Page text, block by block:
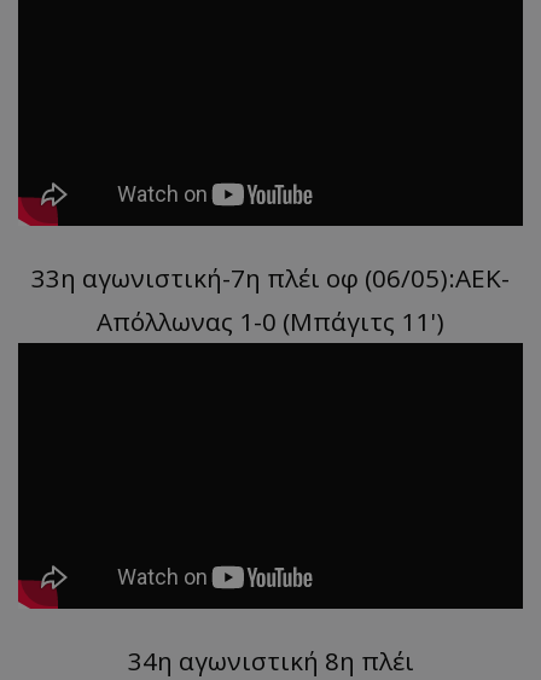
33η αγωνιστική-7η πλέι οφ (06/05):ΑΕΚ-
Απόλλωνας 1-0 (Μπάγιτς 11')
34η αγωνιστική 8η πλέι